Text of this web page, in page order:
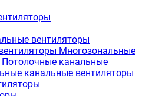
вентиляторы
Многозональные
Потолочные канальные
канальные вентиляторы